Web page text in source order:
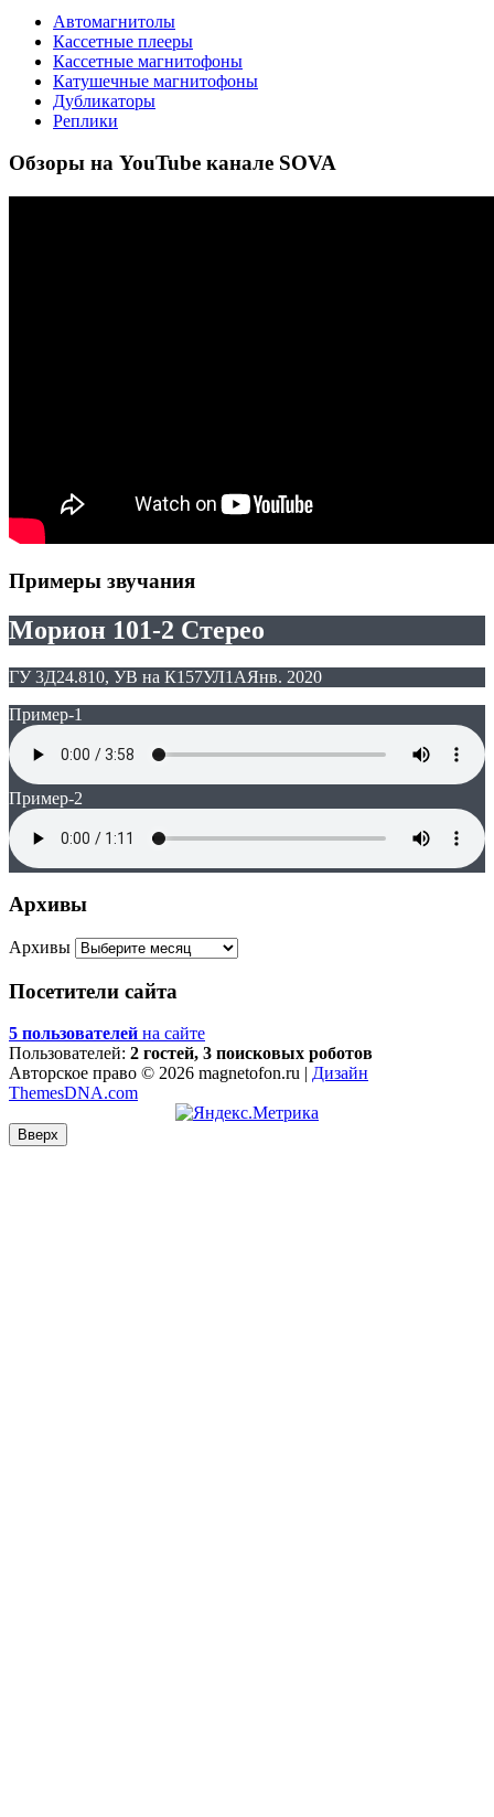
Автомагнитолы
Кассетные плееры
Кассетные магнитофоны
Катушечные магнитофоны
Дубликаторы
Реплики
Обзоры на YouTube канале SOVA
Примеры звучания
Морион 101-2 Стерео
ГУ 3Д24.810, УВ на К157УЛ1АЯнв. 2020
Пример-1
Пример-2
Архивы
Архивы
Посетители сайта
5 пользователей на сайте
Пользователей: 2 гостей, 3 поисковых роботов
Авторское право © 2026 magnetofon.ru | Дизайн
ThemesDNA.com
Вверх